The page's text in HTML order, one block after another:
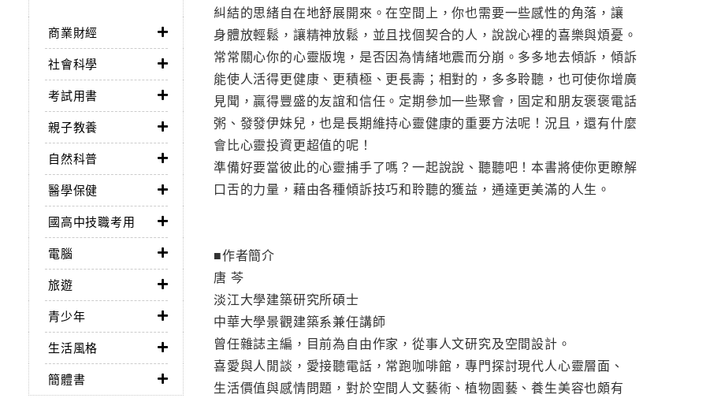
商業財經
社會科學
考試用書
親子教養
自然科普
醫學保健
國高中技職考用
電腦
旅遊
青少年
生活風格
簡體書
糾結的思緒自在地舒展開來。在空間上，你也需要一些感性的角落，讓
身體放輕鬆，讓精神放鬆，並且找個契合的人，說說心裡的喜樂與煩憂。
常常關心你的心靈版塊，是否因為情緒地震而分崩。多多地去傾訴，傾訴
能使人活得更健康、更積極、更長壽；相對的，多多聆聽，也可使你增廣
見聞，贏得豐盛的友誼和信任。定期參加一些聚會，固定和朋友褒褒電話
粥、發發伊妹兒，也是長期維持心靈健康的重要方法呢！況且，還有什麼
會比心靈投資更超值的呢！
準備好要當彼此的心靈捕手了嗎？一起說說、聽聽吧！本書將使你更瞭解
口舌的力量，藉由各種傾訴技巧和聆聽的獲益，通達更美滿的人生。
■作者簡介
唐 芩
淡江大學建築研究所碩士
中華大學景觀建築系兼任講師
曾任雜誌主編，目前為自由作家，從事人文研究及空間設計。
喜愛與人閒談，愛接聽電話，常跑咖啡館，專門探討現代人心靈層面、
生活價值與感情問題，對於空間人文藝術、植物園藝、養生美容也頗有